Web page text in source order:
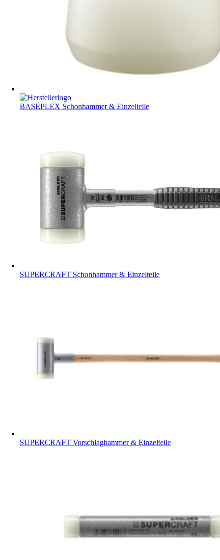
BASEPLEX Schonhammer & Einzelteile
SUPERCRAFT Schonhammer & Einzelteile
SUPERCRAFT Vorschlaghammer & Einzelteile